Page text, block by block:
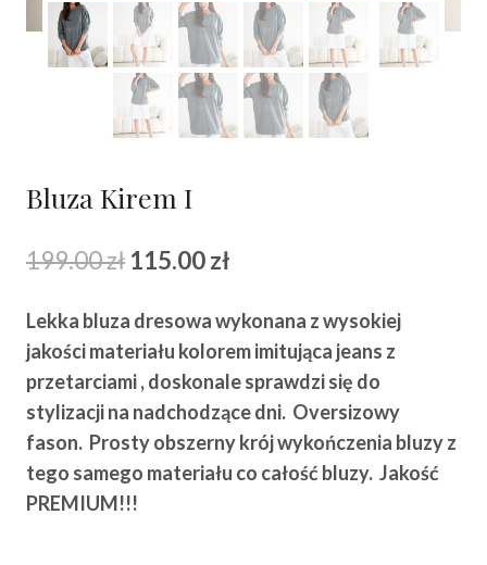
Bluza Kirem I
199.00zł Pierwotna
wynosiła:
199.00 zł.
115.00zł
wynosi:
115.00 zł.
Lekka bluza dresowa wykonana z wysokiej
jakości materiału kolorem imitująca jeans z
przetarciami , doskonale sprawdzi się do
stylizacji na nadchodzące dni. Oversizowy
fason. Prosty obszerny krój wykończenia bluzy z
tego samego materiału co całość bluzy. Jakość
PREMIUM!!!